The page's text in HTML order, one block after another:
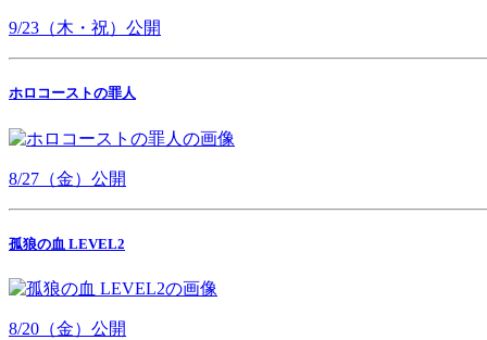
9/23（木・祝）公開
ホロコーストの罪人
8/27（金）公開
孤狼の血 LEVEL2
8/20（金）公開